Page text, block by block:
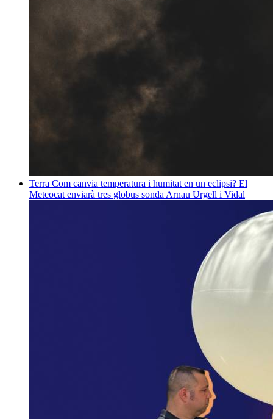
Terra Com canvia temperatura i humitat en un eclipsi? El
Meteocat enviarà tres globus sonda Arnau Urgell i Vidal